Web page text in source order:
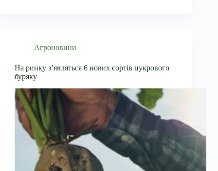
Агроновини
На ринку з’являться 6 нових сортів цукрового
буряку